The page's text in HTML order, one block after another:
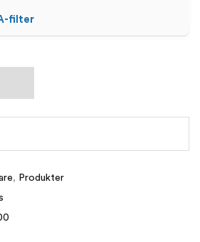
filter
, Produkter